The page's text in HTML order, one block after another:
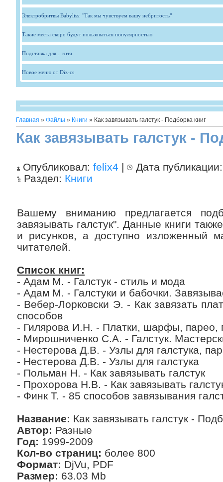
Электробритвы Babyliss: "Так мы чувствуем вашу небритость"
Такие места скоро будут пользоваться популярностью
Подставка для... кота.
Новое меню от Diz-cs
Главная » Файлы » Книги » Как завязывать галстук - Подборка книг
Как завязывать галстук -
Опубликовал: felix4 |
Дата
Раздел: Книги
Вашему вниманию предлагается
завязывать галстук". Данные книги
и рисунков, а доступно изложенный
читателей.
Список книг:
- Адам М. - Галстук - стиль и мода
- Адам М. - Галстуки и бабочки.
- Вебер-Лорковски Э. - Как завязать
способов
- Гилярова И.Н. - Платки, шарфы, парео,
- Мирошниченко С.А. - Галстук.
- Нестерова Д.В. - Узлы для галстука,
- Нестерова Д.В. - Узлы для галстука
- Польман Н. - Как завязывать галстук
- Прохорова Н.В. - Как завязывать
- Финк Т. - 85 способов завязывания
Название: Как завязывать галстук -
Автор: Разные
Год: 1999-2009
Кол-во страниц: более 800
Формат: DjVu, PDF
Размер: 63.03 Mb